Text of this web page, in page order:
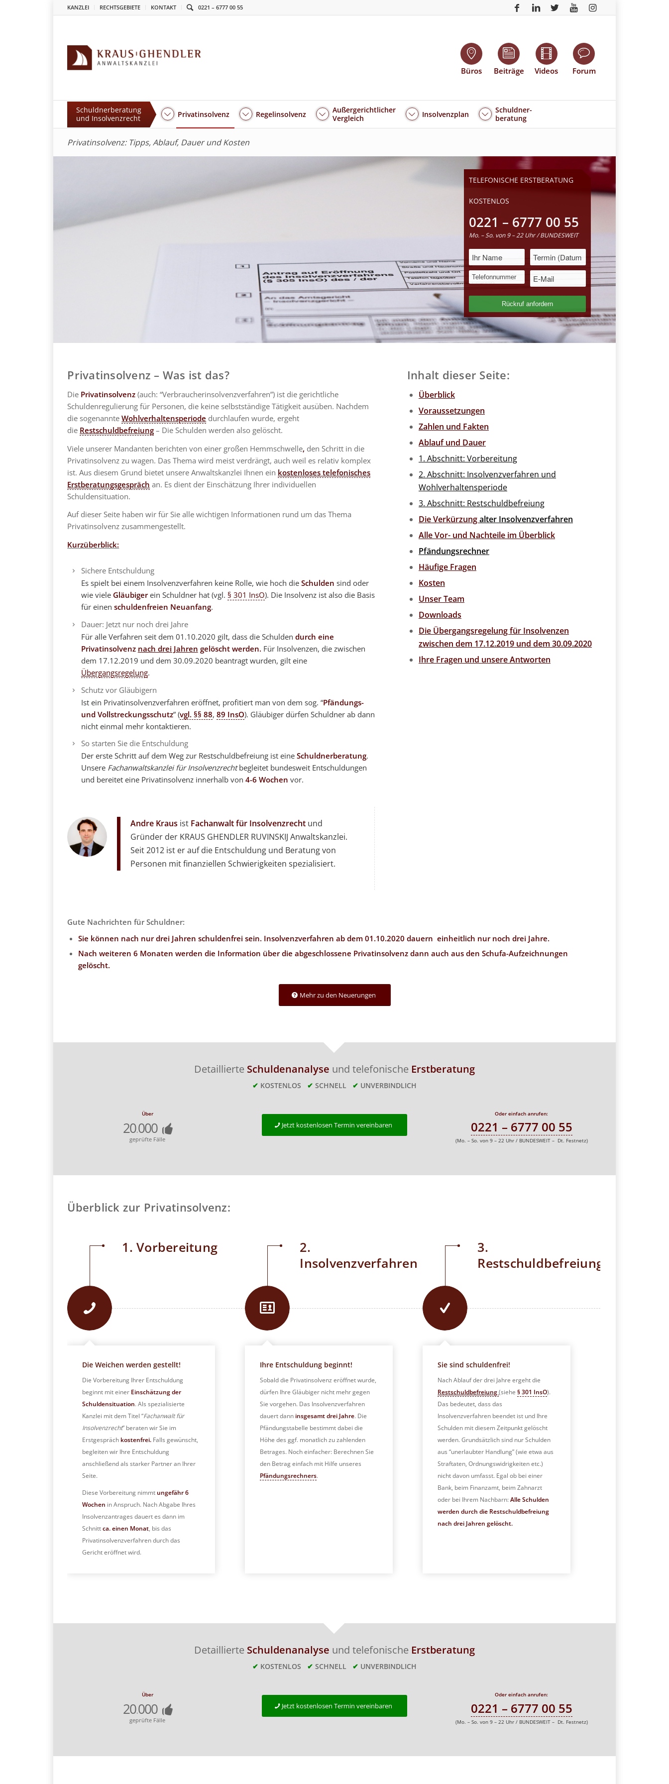
KANZLEI RECHTSGEBIETE KONTAKT 0221 – 6777 00 55
Büros Beiträge Videos Forum
Schuldnerberatung
und Insolvenzrecht
Privatinsolvenz Regelinsolvenz
Außergerichtlicher
Vergleich
Insolvenzplan
Schuldner-
beratung
Privatinsolvenz: Tipps, Ablauf, Dauer und Kosten
TELEFONISCHE ERSTBERATUNG
KOSTENLOS
0221 – 6777 00 55
Mo. – So. von 9 – 22 Uhr / BUNDESWEIT
Privatinsolvenz – Was ist das?
Die Privatinsolvenz (auch: “Verbraucherinsolvenzverfahren”) ist die gerichtliche
Schuldenregulierung für Personen, die keine selbstständige Tätigkeit ausüben. Nachdem
die sogenannteWohlverhaltensperiode durchlaufen wurde, ergeht
die Restschuldbefreiung – Die Schulden werden also gelöscht.
Viele unserer Mandanten berichten von einer großen Hemmschwelle, den Schritt in die
Privatinsolvenz zu wagen. Das Thema wird meist verdrängt, auch weil es relativ komplex
ist. Aus diesem Grund bietet unsere Anwaltskanzlei Ihnen ein kostenloses telefonisches
Erstberatungsgespräch an. Es dient der Einschätzung Ihrer individuellen
Schuldensituation.
Auf dieser Seite haben wir für Sie alle wichtigen Informationen rund um das Thema
Privatinsolvenz zusammengestellt.
Kurzüberblick:
Sichere Entschuldung
Es spielt bei einem Insolvenzverfahren keine Rolle, wie hoch die Schulden sind oder
wie viele Gläubigerein Schuldner hat (vgl. § 301 InsO). Die Insolvenz ist also die Basis
für einen schuldenfreien Neuanfang.
Dauer: Jetzt nur noch drei Jahre
Für alle Verfahren seit dem 01.10.2020 gilt, dass die Schulden durch eine
Privatinsolvenz nach drei Jahren gelöscht werden. Für Insolvenzen, die zwischen
dem 17.12.2019 und dem 30.09.2020 beantragt wurden, gilt eine
Übergangsregelung.
Schutz vor Gläubigern
Ist ein Privatinsolvenzverfahren eröffnet, profitiert man von dem sog. “Pfändungs-
und Vollstreckungsschutz” (vgl. §§ 88, 89 InsO). Gläubiger dürfen Schuldner ab dann
nicht einmal mehr kontaktieren.
So starten Sie die Entschuldung
Der erste Schritt auf dem Weg zur Restschuldbefreiung ist eine Schuldnerberatung.
Unsere Fachanwaltskanzlei für Insolvenzrechtbegleitet bundesweit Entschuldungen
und bereitet eine Privatinsolvenz innerhalb von 4-6 Wochen vor.
Andre Kraus ist Fachanwalt für Insolvenzrecht und
Gründer der KRAUS GHENDLER RUVINSKIJ Anwaltskanzlei.
Seit 2012 ist er auf die Entschuldung und Beratung von
Personen mit finanziellen Schwierigkeiten spezialisiert.
Inhalt dieser Seite:
Überblick
Voraussetzungen
Zahlen und Fakten
Ablauf und Dauer
1. Abschnitt: Vorbereitung
2. Abschnitt: Insolvenzverfahren und
Wohlverhaltensperiode
3. Abschnitt: Restschuldbefreiung
Die Verkürzungalter Insolvenzverfahren
Alle Vor- und Nachteile im Überblick
Pfändungsrechner
Häufige Fragen
Kosten
Unser Team
Downloads
Die Übergangsregelung für Insolvenzen
zwischen dem 17.12.2019 und dem 30.09.2020
Ihre Fragen und unsere Antworten
Gute Nachrichten für Schuldner:
Sie können nach nur drei Jahren schuldenfrei sein. Insolvenzverfahren ab dem 01.10.2020 dauern einheitlich nur noch drei Jahre.
Nach weiteren 6 Monaten werden die Information über die abgeschlossene Privatinsolvenz dann auch aus den Schufa-Aufzeichnungen
gelöscht.
Mehr zu den Neuerungen
Detaillierte Schuldenanalyse und telefonische Erstberatung
✔ KOSTENLOS ✔ SCHNELL ✔ UNVERBINDLICH
Über
20.000
geprüfte Fälle
Jetzt kostenlosen Termin vereinbaren
Oder einfach anrufen:
0221 – 6777 00 55
(Mo. – So. von 9 – 22 Uhr / BUNDESWEIT – Dt. Festnetz)
Überblick zur Privatinsolvenz:
1. Vorbereitung
Die Weichen werden gestellt!
Die Vorbereitung Ihrer Entschuldung
beginnt mit einer Einschätzung der
Schuldensituation. Als spezialisierte
Kanzlei mit dem Titel “Fachanwalt für
Insolvenzrecht” beraten wir Sie im
Erstgespräch kostenfrei. Falls gewünscht,
begleiten wir Ihre Entschuldung
anschließend als starker Partner an Ihrer
Seite.
Diese Vorbereitung nimmt ungefähr 6
Wochen in Anspruch. Nach Abgabe Ihres
Insolvenzantrages dauert es dann im
Schnittca. einen Monat, bis das
Privatinsolvenzverfahren durch das
Gericht eröffnet wird.
2.
Insolvenzverfahren
Ihre Entschuldung beginnt!
Sobald die Privatinsolvenz eröffnet wurde,
dürfen Ihre Gläubiger nicht mehr gegen
Sie vorgehen. Das Insolvenzverfahren
dauert dann insgesamt drei Jahre. Die
Pfändungstabelle bestimmt dabei die
Höhe des ggf. monatlich zu zahlenden
Betrages. Noch einfacher: Berechnen Sie
den Betrag einfach mit Hilfe unseres
Pfändungsrechners.
3.
Restschuldbefreiung
Sie sind schuldenfrei!
Nach Ablauf der drei Jahre ergeht die
Restschuldbefreiung(siehe§ 301 InsO).
Das bedeutet, dass das
Insolvenzverfahren beendet ist und Ihre
Schulden mit diesem Zeitpunkt gelöscht
werden. Grundsätzlich sind nur Schulden
aus “unerlaubter Handlung” (wie etwa aus
Straftaten, Ordnungswidrigkeiten etc.)
nicht davon umfasst. Egal ob bei einer
Bank, beim Finanzamt, beim Zahnarzt
oder bei Ihrem Nachbarn:Alle Schulden
werden durch die Restschuldbefreiung
nach drei Jahren gelöscht.
Detaillierte Schuldenanalyse und telefonische Erstberatung
✔ KOSTENLOS ✔ SCHNELL ✔ UNVERBINDLICH
Über
20.000
geprüfte Fälle
Jetzt kostenlosen Termin vereinbaren
Oder einfach anrufen:
0221 – 6777 00 55
(Mo. – So. von 9 – 22 Uhr / BUNDESWEIT – Dt. Festnetz)